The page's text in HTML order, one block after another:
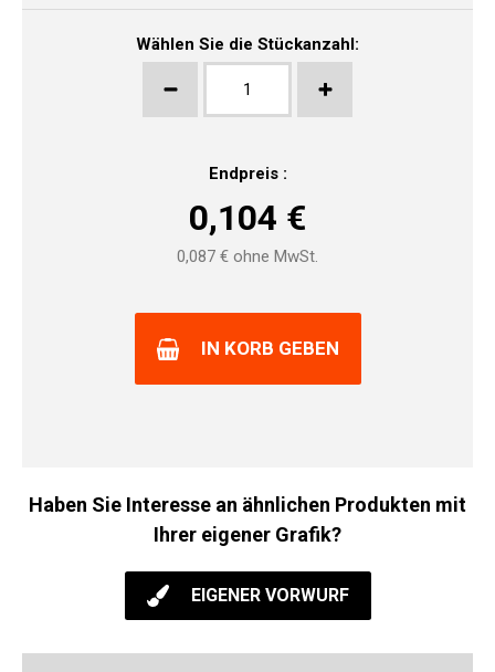
Wählen Sie die Stückanzahl:
Endpreis :
0,104 €
0,087 € ohne MwSt.
IN KORB GEBEN
Haben Sie Interesse an ähnlichen Produkten mit
Ihrer eigener Grafik?
EIGENER VORWURF